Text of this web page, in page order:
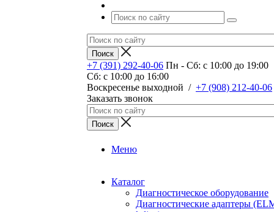
+7 (391) 292-40-06 Пн - Сб: c 10:00 до 19:00
Сб: c 10:00 до 16:00
​Воскресенье выходной / +7 (908) 212-40-06
Заказать звонок
Меню
Каталог
Диагностическое оборудование
Диагностические адаптеры